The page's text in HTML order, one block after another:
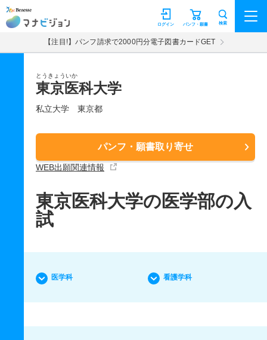
マナビジョン パンフ・願書
ログイン 検索
【注目!】パンフ請求で2000円分電子図書カードGET
とうきょういか
東京医科大学
私立大学 東京都
パンフ・願書取り寄せ
WEB出願関連情報
東京医科大学の医学部の入
試
医学科 看護学科